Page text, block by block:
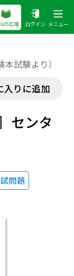
の広場 ログイン メニュー
試験より）
入りに追加
センタ
問題